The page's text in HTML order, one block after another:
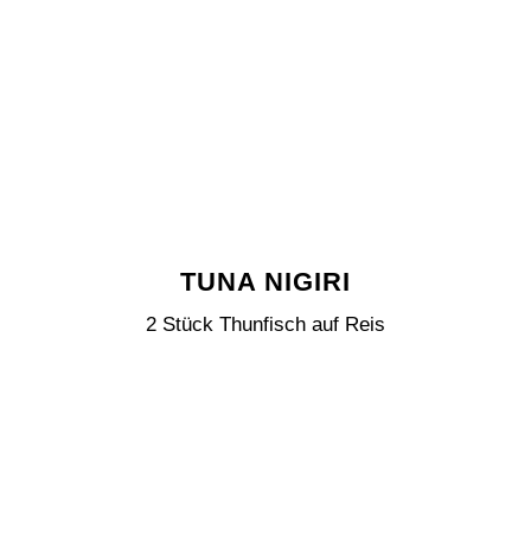
TUNA NIGIRI
2 Stück Thunfisch auf Reis